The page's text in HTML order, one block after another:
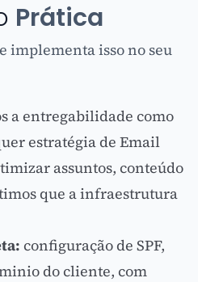
Prática
implementa isso no seu
a entregabilidade como
estratégia de Email
assuntos, conteúdo
que a infraestrutura
configuração de SPF,
do cliente, com